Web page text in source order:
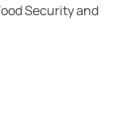
Security and